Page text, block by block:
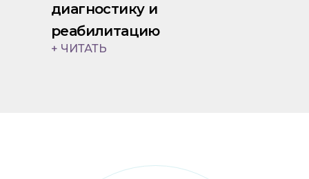
+ ЧИТАТЬ
диагностику и
реабилитацию